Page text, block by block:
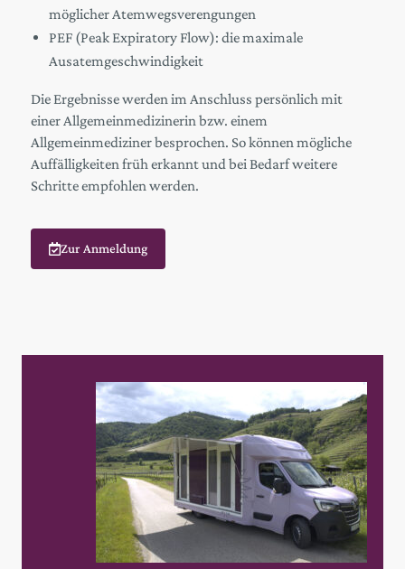
möglicher Atemwegsverengungen
PEF (Peak Expiratory Flow): die maximale
Ausatemgeschwindigkeit
Die Ergebnisse werden im Anschluss persönlich mit
einer Allgemeinmedizinerin bzw. einem
Allgemeinmediziner besprochen. So können mögliche
Auffälligkeiten früh erkannt und bei Bedarf weitere
Schritte empfohlen werden.
Zur Anmeldung